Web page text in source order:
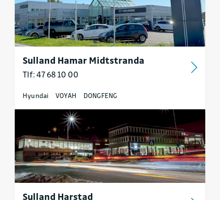
Sulland Hamar Midtstranda
Tlf: 47 68 10 00
Hyundai VOYAH DONGFENG
Sulland Harstad